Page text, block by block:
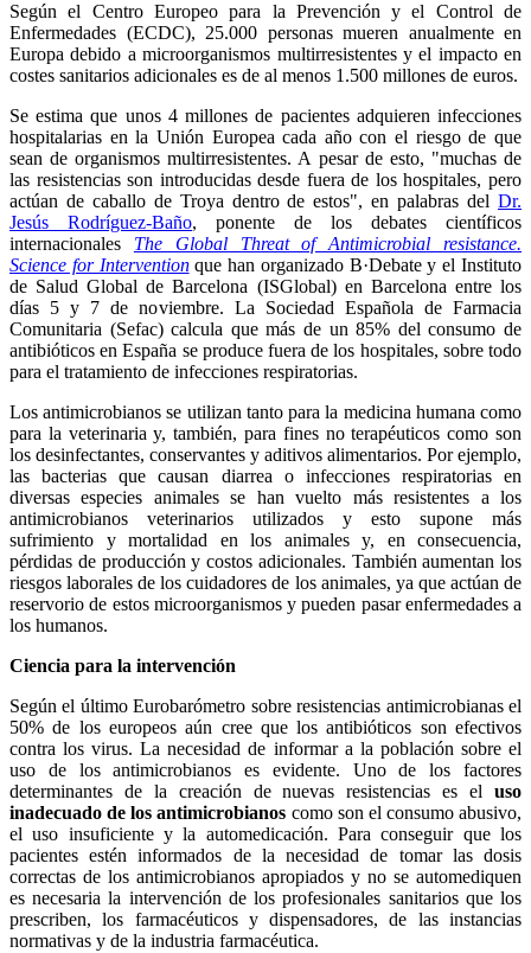
Según el Centro Europeo para la Prevención y el Control de
Enfermedades (ECDC), 25.000 personas mueren anualmente en
Europa debido a microorganismos multirresistentes y el impacto en
costes sanitarios adicionales es de al menos 1.500 millones de euros.
Se estima que unos 4 millones de pacientes adquieren infecciones
hospitalarias en la Unión Europea cada año con el riesgo de que
sean de organismos multirresistentes. A pesar de esto, "muchas de
las resistencias son introducidas desde fuera de los hospitales, pero
actúan de caballo de Troya dentro de estos", en palabras del Dr.
Jesús Rodríguez-Baño, ponente de los debates científicos
internacionales The Global Threat of Antimicrobial resistance.
Science for Interventionque han organizado B·Debate y el Instituto
de Salud Global de Barcelona (ISGlobal) en Barcelona entre los
días 5 y 7 de noviembre. La Sociedad Española de Farmacia
Comunitaria (Sefac) calcula que más de un 85% del consumo de
antibióticos en España se produce fuera de los hospitales, sobre todo
para el tratamiento de infecciones respiratorias.
Los antimicrobianos se utilizan tanto para la medicina humana como
para la veterinaria y, también, para fines no terapéuticos como son
los desinfectantes, conservantes y aditivos alimentarios. Por ejemplo,
las bacterias que causan diarrea o infecciones respiratorias en
diversas especies animales se han vuelto más resistentes a los
antimicrobianos veterinarios utilizados y esto supone más
sufrimiento y mortalidad en los animales y, en consecuencia,
pérdidas de producción y costos adicionales. También aumentan los
riesgos laborales de los cuidadores de los animales, ya que actúan de
reservorio de estos microorganismos y pueden pasar enfermedades a
los humanos.
Ciencia para la intervención
Según el último Eurobarómetro sobre resistencias antimicrobianas el
50% de los europeos aún cree que los antibióticos son efectivos
contra los virus. La necesidad de informar a la población sobre el
uso de los antimicrobianos es evidente. Uno de los factores
determinantes de la creación de nuevas resistencias es el uso
inadecuado de los antimicrobianos como son el consumo abusivo,
el uso insuficiente y la automedicación. Para conseguir que los
pacientes estén informados de la necesidad de tomar las dosis
correctas de los antimicrobianos apropiados y no se automediquen
es necesaria la intervención de los profesionales sanitarios que los
prescriben, los farmacéuticos y dispensadores, de las instancias
normativas y de la industria farmacéutica.